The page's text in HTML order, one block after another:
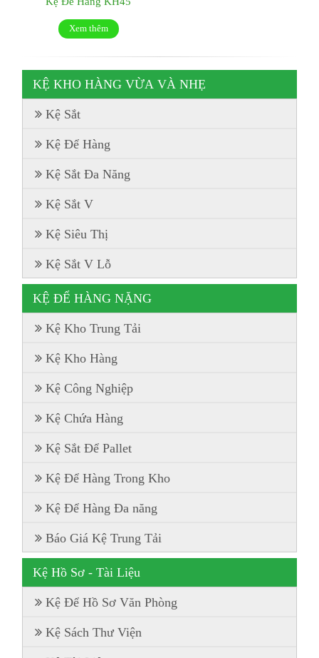
Xem thêm
KỆ KHO HÀNG VỪA VÀ NHẸ
Kệ Sắt
Kệ Để Hàng
Kệ Sắt Đa Năng
Kệ Sắt V
Kệ Siêu Thị
Kệ Sắt V Lỗ
KỆ ĐỂ HÀNG NẶNG
Kệ Kho Trung Tải
Kệ Kho Hàng
Kệ Công Nghiệp
Kệ Chứa Hàng
Kệ Sắt Để Pallet
Kệ Để Hàng Trong Kho
Kệ Để Hàng Đa năng
Báo Giá Kệ Trung Tải
Kệ Hồ Sơ - Tài Liệu
Kệ Để Hồ Sơ Văn Phòng
Kệ Sách Thư Viện